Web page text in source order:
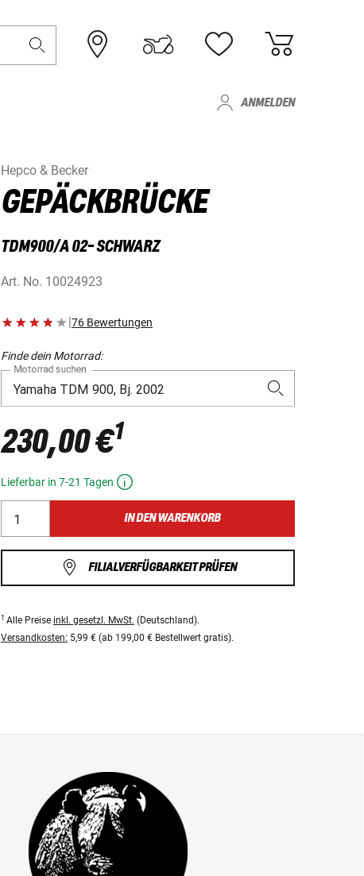
ANMELDEN
Hepco & Becker
GEPÄCKBRÜCKE
TDM900/A 02- SCHWARZ
Art. No. 10024923
|76 Bewertungen
Finde dein Motorrad:
Motorrad suchen
230,00 €1
Lieferbar in 7-21 Tagen
IN DEN WARENKORB
FILIALVERFÜGBARKEIT PRÜFEN
1 Alle Preise inkl. gesetzl. MwSt. (Deutschland).
Versandkosten: 5,99 € (ab 199,00 € Bestellwert gratis).